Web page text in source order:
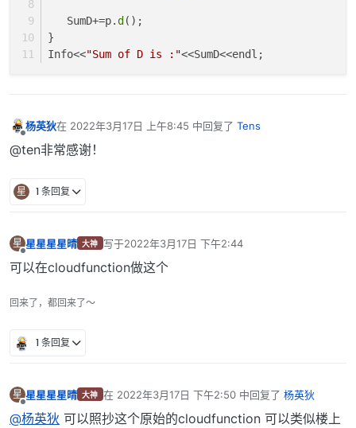
   SumD+=p.
d ();
}
Info<<"Sum of D is :"<<SumD<<endl;
杨英狄在 2022年3月17日 上午8:45 中回复了 Tens
最后由 编辑
@ten非常感谢！
星 1 条回复
星
离线
星星星星晴 大神 写于2022年3月17日 下午2:44
最后由 编辑
可以在cloudfunction做这个
回来了，都回来了～
1 条回复
星
离线
星星星星晴 大神 在 2022年3月17日 下午2:50中回复了 杨英狄
最后由 编辑
@杨英狄 可以照抄这个原始的cloudfunction 可以类似楼上